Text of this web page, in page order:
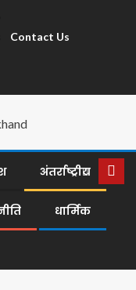
Contact Us
अंतर्राष्ट्रीय
धार्मिक